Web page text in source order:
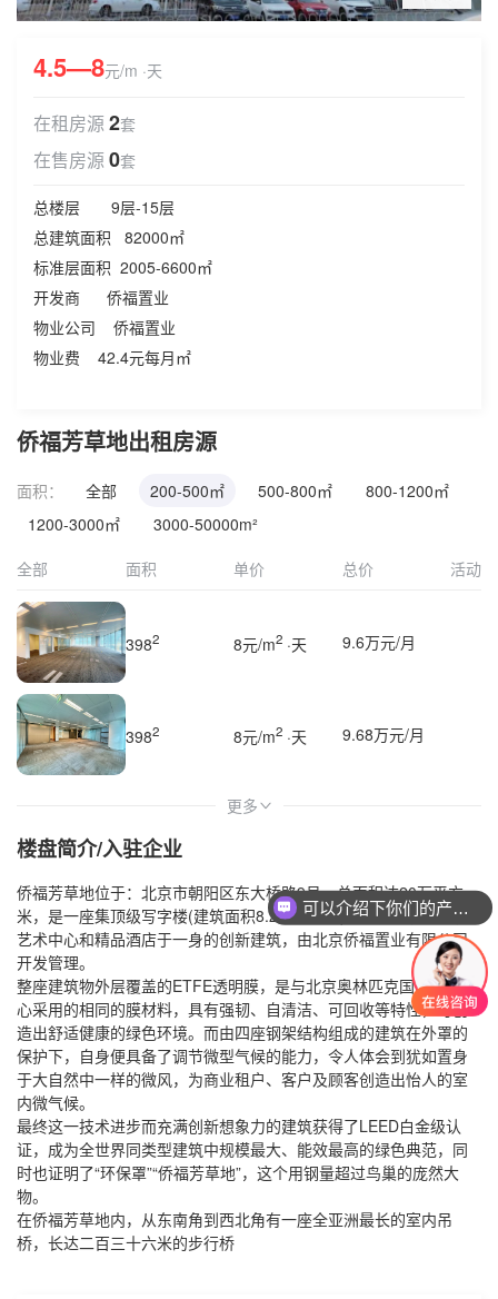
4.5—8元/m ·天
在租房源 2套
在售房源 0套
总楼层 9层-15层
总建筑面积 82000㎡
标准层面积 2005-6600㎡
开发商 侨福置业
物业公司 侨福置业
物业费 42.4元每月㎡
侨福芳草地出租房源
面积： 全部 200-500㎡ 500-800㎡
800-1200㎡
1200-3000㎡
3000-50000m²
全部
面积 单价 总价 活动
3982 8元/m2 ·天 9.6万元/月
3982 8元/m2 ·天 9.68万元/月
更多>
楼盘简介/入驻企业
侨福芳草地位于：北京市朝阳区东大桥路9号，总面积达20万平方
米，是一座集顶级写字楼(建筑面积8.2万平方米)、时尚购物中心，
艺术中心和精品酒店于一身的创新建筑，由北京侨福置业有限公司
开发管理。
整座建筑物外层覆盖的ETFE透明膜，是与北京奥林匹克国家游泳中
心采用的相同的膜材料，具有强韧、自清洁、可回收等特性，可创
造出舒适健康的绿色环境。而由四座钢架结构组成的建筑在外罩的
保护下，自身便具备了调节微型气候的能力，令人体会到犹如置身
于大自然中一样的微风，为商业租户、客户及顾客创造出怡人的室
内微气候。
最终这一技术进步而充满创新想象力的建筑获得了LEED白金级认
证，成为全世界同类型建筑中规模最大、能效最高的绿色典范，同
时也证明了“环保罩”“侨福芳草地”，这个用钢量超过鸟巢的庞然大
物。
在侨福芳草地内，从东南角到西北角有一座全亚洲最长的室内吊
桥，长达二百三十六米的步行桥